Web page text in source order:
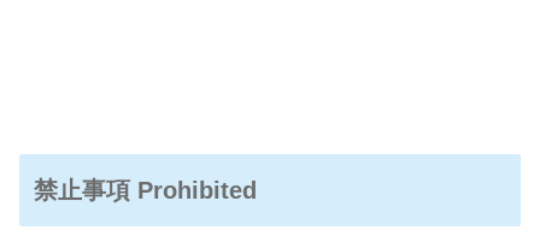
禁止事項 Prohibited